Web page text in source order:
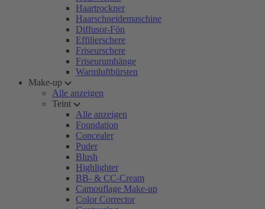
Haartrockner
Haarschneidemaschine
Diffusor-Fön
Effilierschere
Friseurschere
Friseurumhänge
Warmluftbürsten
Make-up
Alle anzeigen
Teint
Alle anzeigen
Foundation
Concealer
Puder
Blush
Highlighter
BB- & CC-Cream
Camouflage Make-up
Color Corrector